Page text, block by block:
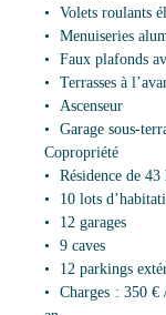
Volets roulants
Menuiseries
Faux plafonds
Terrasses à
Ascenseur
Garage sous-
Copropriété
Résidence de 43
10 lots
12 garages
9 caves
12 parkings
Charges : 350